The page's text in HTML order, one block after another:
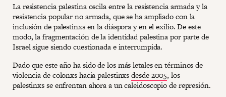
La resistencia palestina oscila entre la resistencia armada y la
resistencia popular no armada, que se ha ampliado con la
inclusión de palestinxs en la diáspora y en el exilio. De este
modo, la fragmentación de la identidad palestina por parte de
Israel sigue siendo cuestionada e interrumpida.
Dado que este año ha sido de los más letales en términos de
violencia de colonxs hacia palestinxsdesde 2005, los
palestinxs se enfrentan ahora a un caleidoscopio de represión.